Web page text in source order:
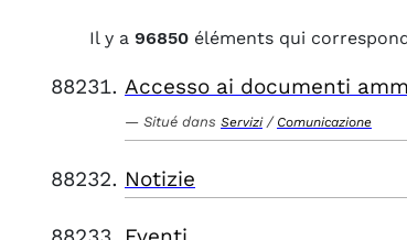
Il y a 96850 éléments qui
Accesso ai documenti
Situé dans Servizi / Comunicazione
Notizie